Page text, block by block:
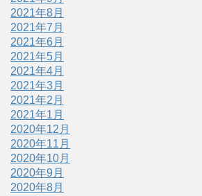
2021年8月
2021年7月
2021年6月
2021年5月
2021年4月
2021年3月
2021年2月
2021年1月
2020年12月
2020年11月
2020年10月
2020年9月
2020年8月